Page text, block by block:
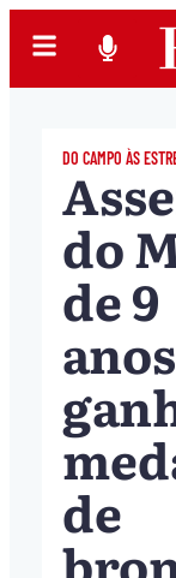
DO CAMPO ÀS
do
de 9
anos
de